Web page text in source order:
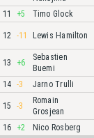
11 +5 Timo Glock
12 -11 Lewis Hamilton
13 +6
Sebastien
Buemi
14 -3 Jarno Trulli
15 -3
Romain
Grosjean
16 +2 Nico Rosberg